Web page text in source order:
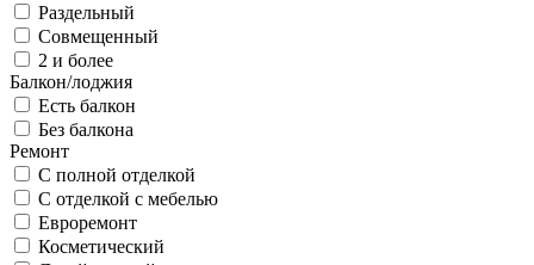
Раздельный
Совмещенный
2 и более
Балкон/лоджия
Есть балкон
Без балкона
Ремонт
С полной отделкой
С отделкой с мебелью
Евроремонт
Косметический